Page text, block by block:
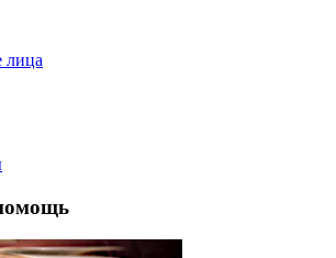
лица